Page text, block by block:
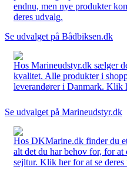
endnu, men nye produkter
deres udvalg.
Se udvalget på Bådbiksen.dk
Hos Marineudstyr.dk sælger
kvalitet. Alle produkter i
leverandører i Danmark. Klik
Se udvalget på Marineudstyr.dk
Hos DKMarine.dk finder du
alt det du har behov for, for
sejltur. Klik her for at se deres